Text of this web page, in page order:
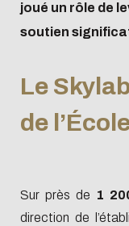
joué un rôle de
soutien
Le
de
Sur près de 1
direction de